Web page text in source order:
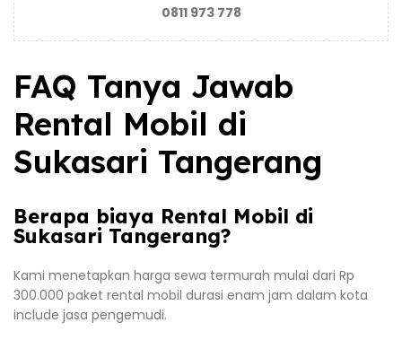
0811 973 778
FAQ Tanya Jawab
Rental Mobil di
Sukasari Tangerang
Berapa biaya Rental Mobil di
Sukasari Tangerang?
Kami menetapkan harga sewa termurah mulai dari Rp
300.000 paket rental mobil durasi enam jam dalam kota
include jasa pengemudi.